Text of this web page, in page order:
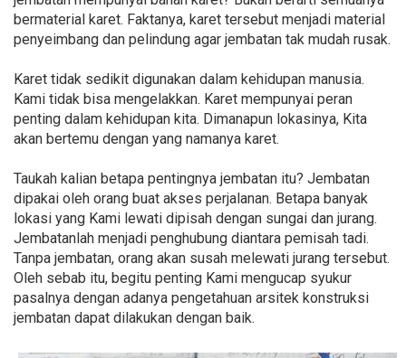
bermaterial karet. Faktanya, karet tersebut menjadi material
penyeimbang dan pelindung agar jembatan tak mudah rusak.
Karet tidak sedikit digunakan dalam kehidupan manusia.
Kami tidak bisa mengelakkan. Karet mempunyai peran
penting dalam kehidupan kita. Dimanapun lokasinya, Kita
akan bertemu dengan yang namanya karet.
Taukah kalian betapa pentingnya jembatan itu? Jembatan
dipakai oleh orang buat akses perjalanan. Betapa banyak
lokasi yang Kami lewati dipisah dengan sungai dan jurang.
Jembatanlah menjadi penghubung diantara pemisah tadi.
Tanpa jembatan, orang akan susah melewati jurang tersebut.
Oleh sebab itu, begitu penting Kami mengucap syukur
pasalnya dengan adanya pengetahuan arsitek konstruksi
jembatan dapat dilakukan dengan baik.